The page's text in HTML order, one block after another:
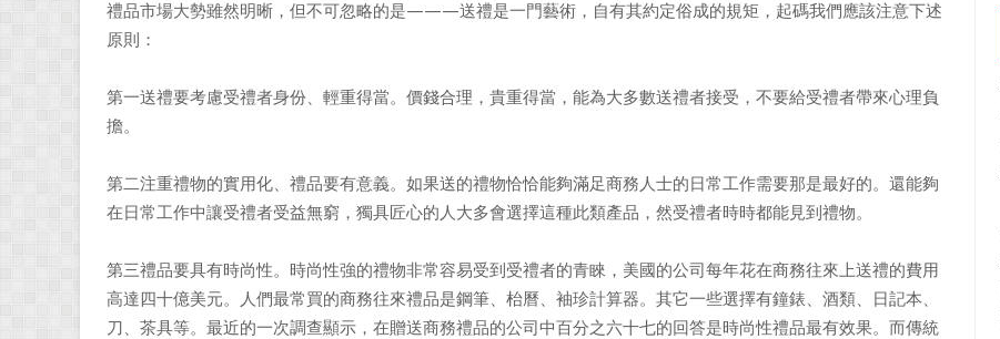
禮品市場大勢雖然明晰，但不可忽略的是———送禮是一門藝術，自有其約定俗成的規矩，起碼我們應該注意下述
原則：
第一送禮要考慮受禮者身份、輕重得當。價錢合理，貴重得當，能為大多數送禮者接受，不要給受禮者帶來心理負
擔。
第二注重禮物的實用化、禮品要有意義。如果送的禮物恰恰能夠滿足商務人士的日常工作需要那是最好的。還能夠
在日常工作中讓受禮者受益無窮，獨具匠心的人大多會選擇這種此類產品，然受禮者時時都能見到禮物。
第三禮品要具有時尚性。時尚性強的禮物非常容易受到受禮者的青睞，美國的公司每年花在商務往來上送禮的費用
高達四十億美元。人們最常買的商務往來禮品是鋼筆、枱曆、袖珍計算器。其它一些選擇有鐘錶、酒類、日記本、
刀、茶具等。最近的一次調查顯示，在贈送商務禮品的公司中百分之六十七的回答是時尚性禮品最有效果。而傳統